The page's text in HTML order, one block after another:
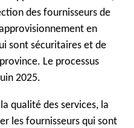
des fournisseurs de
en
sont sécuritaires et de
Le processus
2025.
qualité des services, la
les fournisseurs qui sont